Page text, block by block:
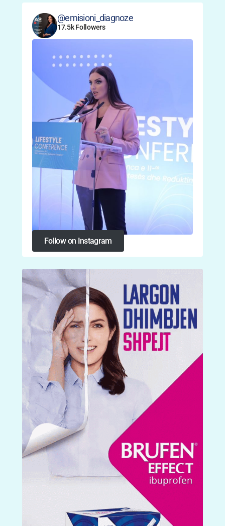
@emisioni_diagnoze
17.5k Followers
Follow on Instagram
Follow on Instagram